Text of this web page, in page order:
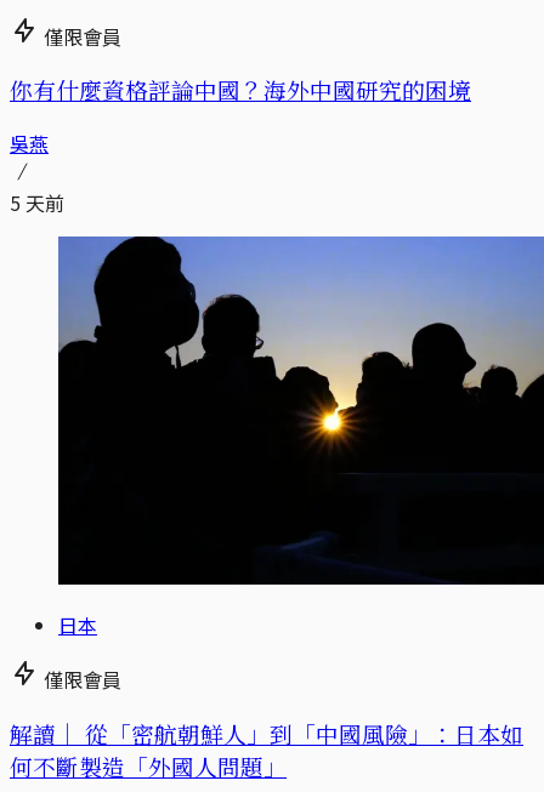
僅限會員
你有什麼資格評論中國？海外中國研究的困境
吳燕
5 天前
日本
僅限會員
解讀｜ 從「密航朝鮮人」到「中國風險」：日本如
何不斷製造「外國人問題」